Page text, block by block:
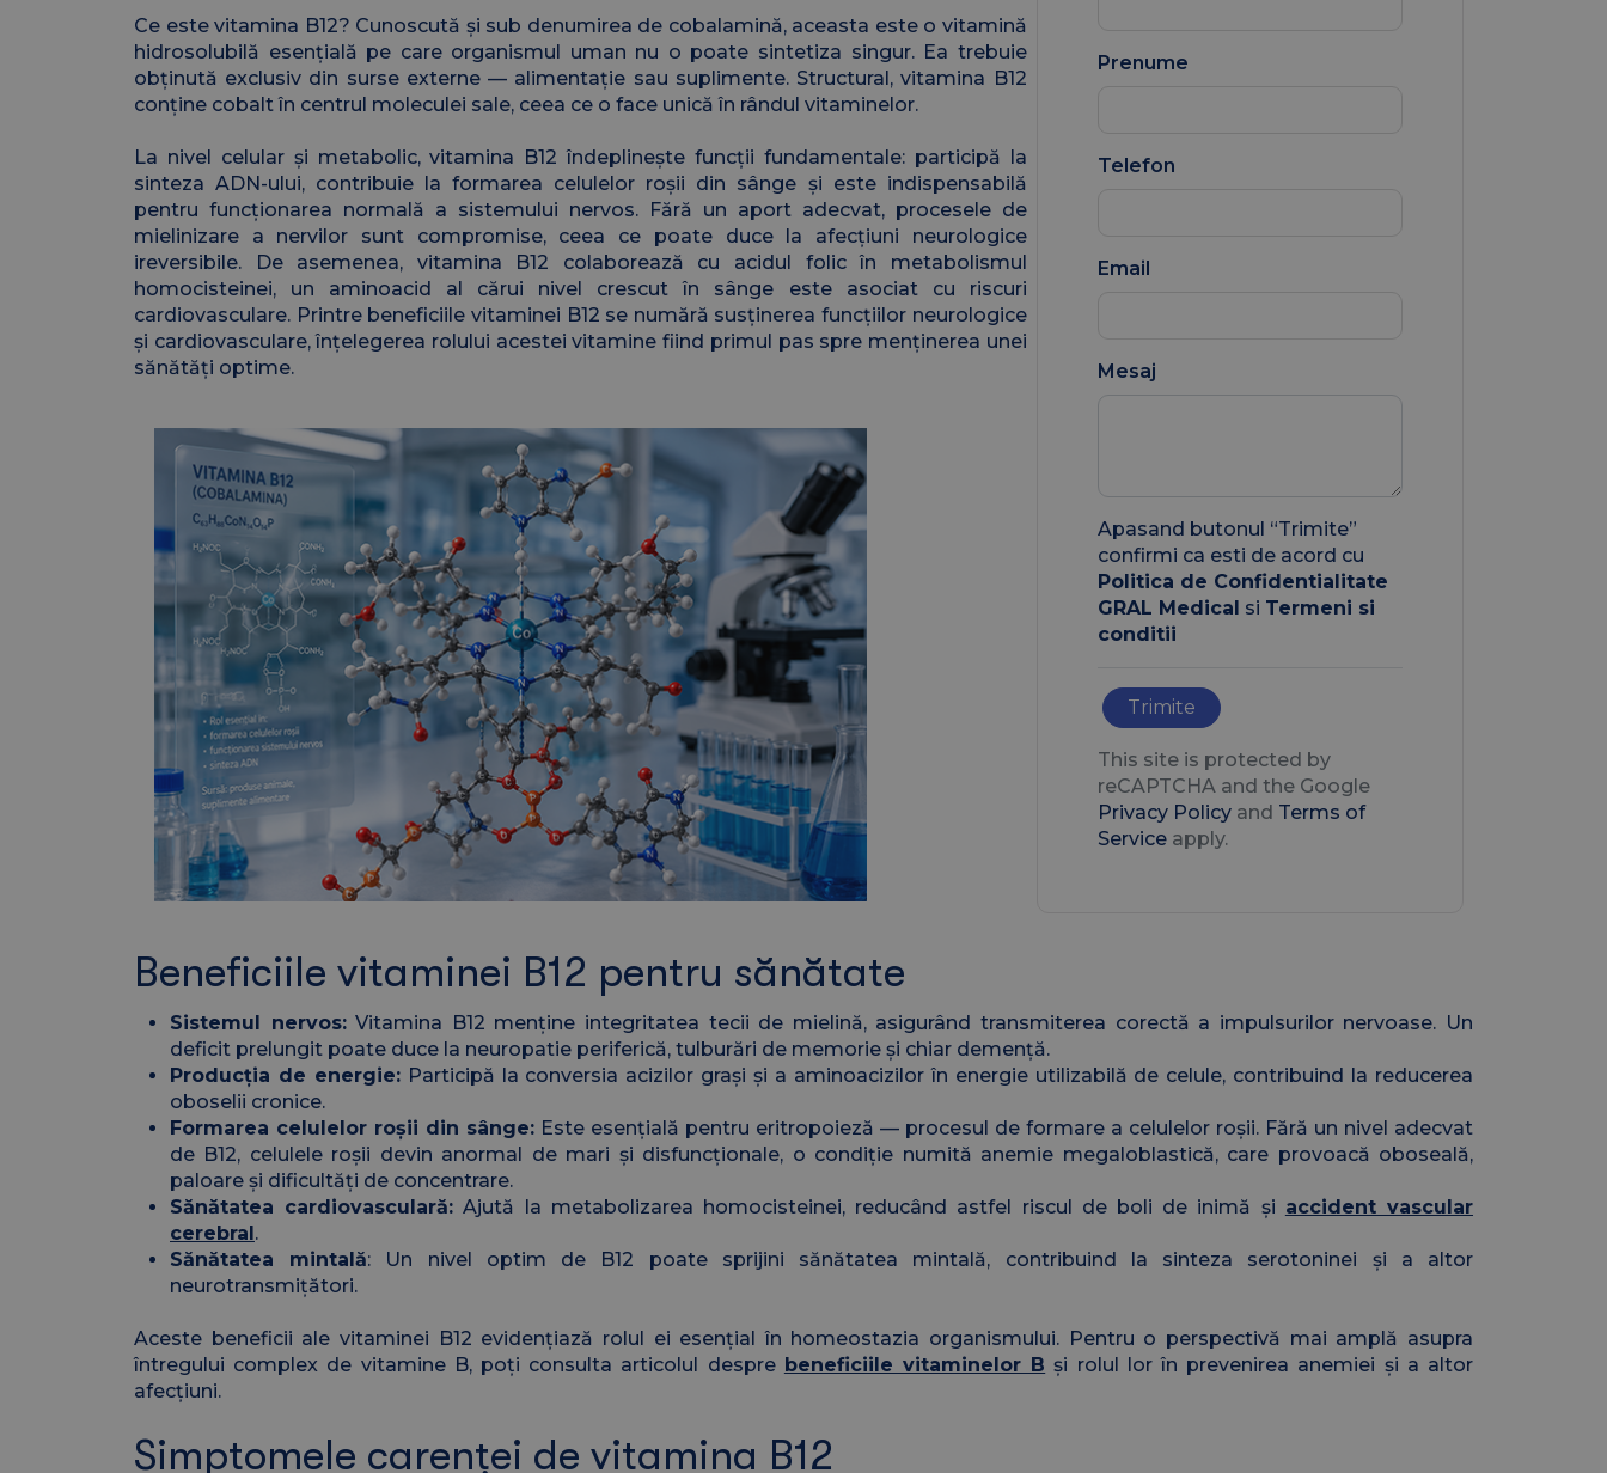
Prenume
Telefon
Email
Mesaj
Apasand butonul “Trimite”
confirmi ca esti de acord cu
Politica de Confidentialitate
GRAL Medical si Termeni si
conditii
Trimite
This site is protected by
reCAPTCHA and the Google
Privacy Policyand Terms of
Serviceapply.
Ce este vitamina B12? Cunoscută și sub denumirea de cobalamină, aceasta este o vitamină
hidrosolubilă esențială pe care organismul uman nu o poate sintetiza singur. Ea trebuie
obținută exclusiv din surse externe — alimentație sau suplimente. Structural, vitamina B12
conține cobalt în centrul moleculei sale, ceea ce o face unică în rândul vitaminelor.
La nivel celular și metabolic, vitamina B12 îndeplinește funcții fundamentale: participă la
sinteza ADN-ului, contribuie la formarea celulelor roșii din sânge și este indispensabilă
pentru funcționarea normală a sistemului nervos. Fără un aport adecvat, procesele de
mielinizare a nervilor sunt compromise, ceea ce poate duce la afecțiuni neurologice
ireversibile. De asemenea, vitamina B12 colaborează cu acidul folic în metabolismul
homocisteinei, un aminoacid al cărui nivel crescut în sânge este asociat cu riscuri
cardiovasculare. Printre beneficiile vitaminei B12 se numără susținerea funcțiilor neurologice
și cardiovasculare, înțelegerea rolului acestei vitamine fiind primul pas spre menținerea unei
sănătăți optime.
Beneficiile vitaminei B12 pentru sănătate
Sistemul nervos:Vitamina B12 menține integritatea tecii de mielină, asigurând transmiterea corectă a impulsurilor nervoase. Un
deficit prelungit poate duce la neuropatie periferică, tulburări de memorie și chiar demență.
Producția de energie:Participă la conversia acizilor grași și a aminoacizilor în energie utilizabilă de celule, contribuind la reducerea
oboselii cronice.
Formarea celulelor roșii din sânge: Este esențială pentru eritropoieză — procesul de formare a celulelor roșii. Fără un nivel adecvat
de B12, celulele roșii devin anormal de mari și disfuncționale, o condiție numită anemie megaloblastică, care provoacă oboseală,
paloare și dificultăți de concentrare.
Sănătatea cardiovasculară: Ajută la metabolizarea homocisteinei, reducând astfel riscul de boli de inimă și accident vascular
cerebral.
Sănătatea mintală: Un nivel optim de B12 poate sprijini sănătatea mintală, contribuind la sinteza serotoninei și a altor
neurotransmițători.
Aceste beneficii ale vitaminei B12 evidențiază rolul ei esențial în homeostazia organismului. Pentru o perspectivă mai amplă asupra
întregului complex de vitamine B, poți consulta articolul despre beneficiile vitaminelor B și rolul lor în prevenirea anemiei și a altor
afecțiuni.
Simptomele carenței de vitamina B12